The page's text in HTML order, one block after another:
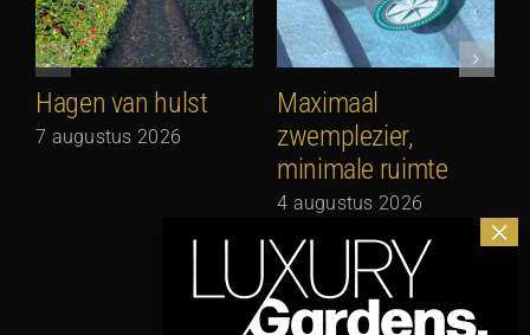
Hagen van hulst
7 augustus 2026
Maximaal
zwemplezier,
minimale ruimte
4 augustus 2026